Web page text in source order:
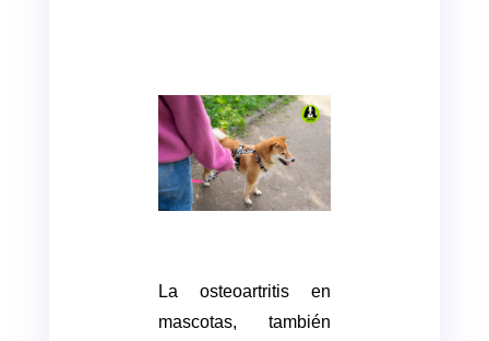
La osteoartritis en
mascotas, también